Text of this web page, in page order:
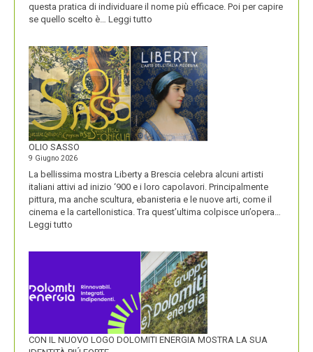
questa pratica di individuare il nome più efficace. Poi per capire
se quello scelto è… Leggi tutto
BLACKBERRY,
LA
STORIA
E
LA
VISIONE
ALL’ORIGINE
DI
NOME
OLIO SASSO
9 Giugno 2026
La bellissima mostra Liberty a Brescia celebra alcuni artisti
italiani attivi ad inizio ‘900 e i loro capolavori. Principalmente
pittura, ma anche scultura, ebanisteria e le nuove arti, come il
cinema e la cartellonistica. Tra quest’ultima colpisce un’opera…
Leggi tutto
CON IL NUOVO LOGO DOLOMITI ENERGIA MOSTRA LA SUA